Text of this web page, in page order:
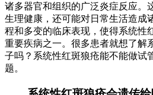
诸多器官和组织的广泛炎症反应。
生理健康，还可能对日常生活造成
程和多变的临床表现，使得系统性
重要疾病之一。很多患者就想了解
子吗？系统性红斑狼疮能不能做试
题。